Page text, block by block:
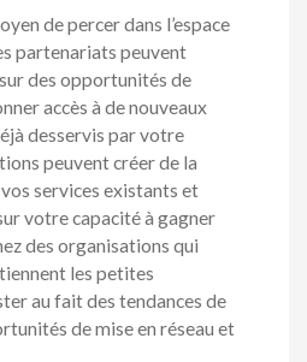
de percer dans l’espace
partenariats peuvent
des opportunités de
accès à de nouveaux
desservis par votre
peuvent créer de la
services existants et
votre capacité à gagner
des organisations qui
les petites
au fait des tendances de
de mise en réseau et